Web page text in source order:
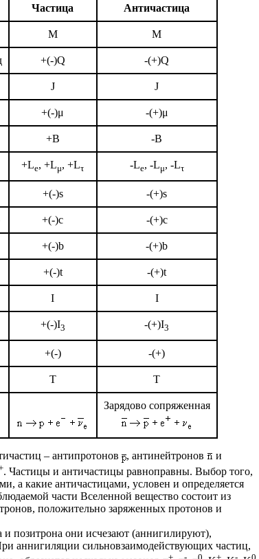
Частица Античастица
M M
+(-)Q -(+)Q
J J
+(-)μ -(+)μ
+B -B
+Le, +Lμ, +Lτ -Le, -Lμ, -Lτ
+(-)s -(+)s
+(-)c -(+)c
+(-)b -(+)b
+(-)t -(+)t
I I
+(-)I3 -(+)I3
+(-) -(+)
T T
Зарядово сопряженная
– антипротонов , антинейтронов
и
. Частицы и античастицы равноправны. Выбор того,
а какие античастицами, условен и определяется
части Вселенной вещество состоит из
положительно заряженных протонов и
позитрона они исчезают (аннигилируют),
аннигиляции сильновзаимодействующих частиц,